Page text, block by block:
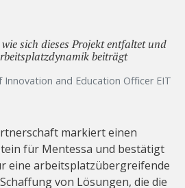
sich dieses Projekt entfaltet und
beiträgt
Innovation and Education Officer EIT
markiert einen
für Mentessa und bestätigt
eine arbeitsplatzübergreifende
von Lösungen, die die